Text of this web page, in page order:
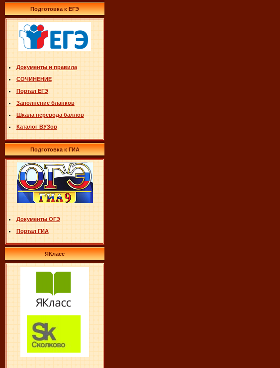
Подготовка к ЕГЭ
Документы и правила
СОЧИНЕНИЕ
Портал ЕГЭ
Заполнение бланков
Шкала перевода баллов
Каталог ВУЗов
Подготовка к ГИА
Документы ОГЭ
Портал ГИА
ЯКласс